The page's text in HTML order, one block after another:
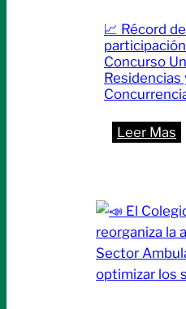
la
📈 Récord de
Concurso
Residencias
Leer Mas
el